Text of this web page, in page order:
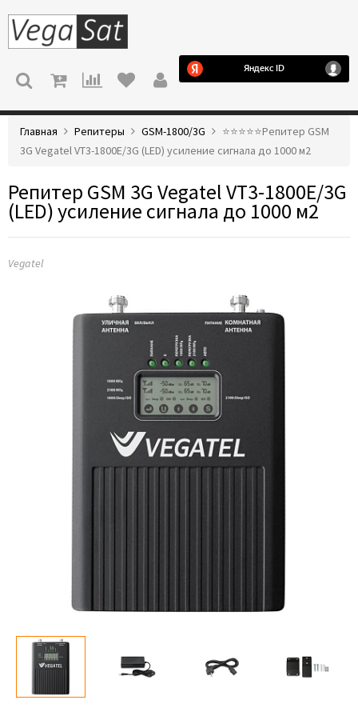
МЕНЮ
Главная Репитеры GSM-1800/3G
⭐️⭐️⭐️⭐️⭐️Репитер GSM
3G Vegatel VT3-1800E/3G (LED) усиление сигнала до 1000 м2
Репитер GSM 3G Vegatel VT3-1800E/3G
(LED) усиление сигнала до 1000 м2
Vegatel